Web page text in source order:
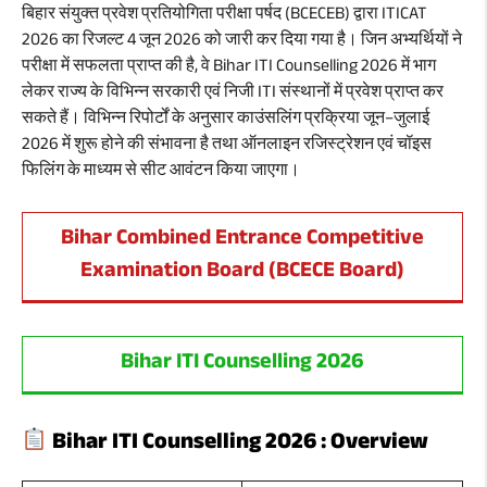
बिहार संयुक्त प्रवेश प्रतियोगिता परीक्षा पर्षद (BCECEB) द्वारा ITICAT
2026 का रिजल्ट 4 जून 2026 को जारी कर दिया गया है। जिन अभ्यर्थियों ने
परीक्षा में सफलता प्राप्त की है, वे Bihar ITI Counselling 2026 में भाग
लेकर राज्य के विभिन्न सरकारी एवं निजी ITI संस्थानों में प्रवेश प्राप्त कर
सकते हैं। विभिन्न रिपोर्टों के अनुसार काउंसलिंग प्रक्रिया जून–जुलाई
2026 में शुरू होने की संभावना है तथा ऑनलाइन रजिस्ट्रेशन एवं चॉइस
फिलिंग के माध्यम से सीट आवंटन किया जाएगा।
Bihar Combined Entrance Competitive
Examination Board (BCECE Board)
Bihar ITI Counselling 2026
Bihar ITI Counselling 2026 : Overview